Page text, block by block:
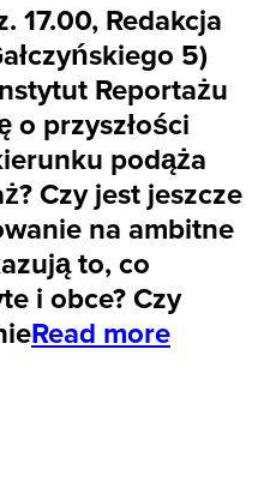
17.00, Redakcja
5)
Reportażu
o przyszłości
podąża
Czy jest jeszcze
na ambitne
to, co
i obce? Czy
Read more